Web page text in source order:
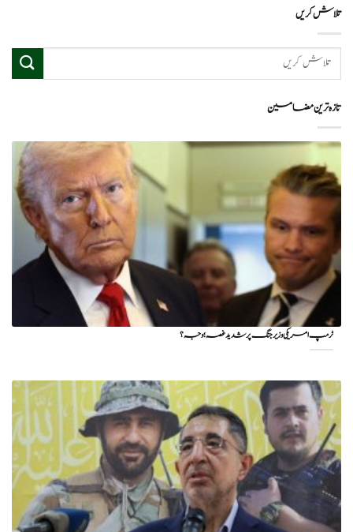
تلاش کریں
تازہ ترین مضامین
ٹرمپ امریکی وزیر جنگ پر شدید غصہ؛ وجہ ؟